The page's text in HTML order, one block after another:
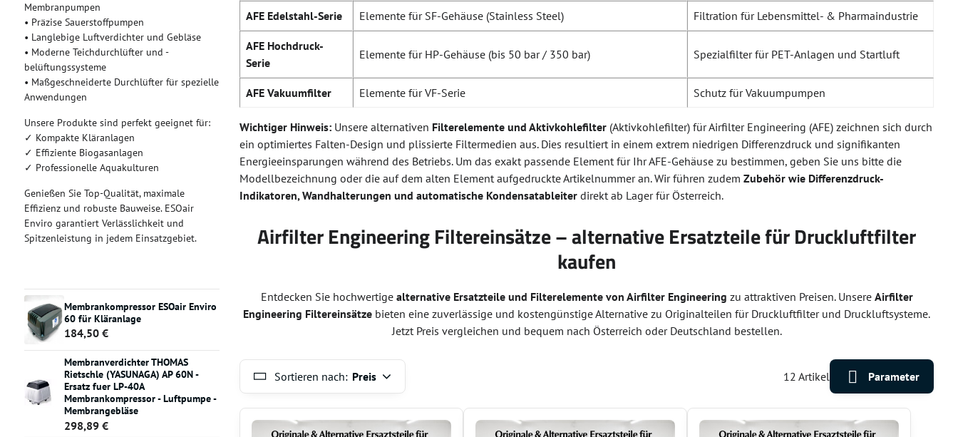
AFE Edelstahl-Serie Elemente für SF-Gehäuse (Stainless Steel) Filtration für Lebensmittel- & Pharmaindustrie
AFE Hochdruck-
Serie
Elemente für HP-Gehäuse (bis 50 bar / 350 bar) Spezialfilter für PET-Anlagen und Startluft
AFE Vakuumfilter Elemente für VF-Serie Schutz für Vakuumpumpen
Wichtiger Hinweis: Unsere alternativen Filterelemente und Aktivkohlefilter (Aktivkohlefilter) für Airfilter Engineering (AFE) zeichnen sich durch
ein optimiertes Falten-Design und plissierte Filtermedien aus. Dies resultiert in einem extrem niedrigen Differenzdruck und signifikanten
Energieeinsparungen während des Betriebs. Um das exakt passende Element für Ihr AFE-Gehäuse zu bestimmen, geben Sie uns bitte die
Modellbezeichnung oder die auf dem alten Element aufgedruckte Artikelnummer an. Wir führen zudemZubehör wie Differenzdruck-
Indikatoren, Wandhalterungen und automatische Kondensatableiter direkt ab Lager für Österreich.
Airfilter Engineering Filtereinsätze – alternative Ersatzteile für Druckluftfilter
kaufen
Entdecken Sie hochwertige alternative Ersatzteile und Filterelemente von Airfilter Engineering zu attraktiven Preisen. Unsere Airfilter
Engineering Filtereinsätze bieten eine zuverlässige und kostengünstige Alternative zu Originalteilen für Druckluftfilter und Druckluftsysteme.
Jetzt Preis vergleichen und bequem nach Österreich oder Deutschland bestellen.
Sortieren nach: Preis 12 Artikel Parameter
Membranpumpen
• Präzise Sauerstoffpumpen
• Langlebige Luftverdichter und Gebläse
• Moderne Teichdurchlüfter und -
belüftungssysteme
• Maßgeschneiderte Durchlüfter für spezielle
Anwendungen
Unsere Produkte sind perfekt geeignet für:
✓ Kompakte Kläranlagen
✓ Effiziente Biogasanlagen
✓ Professionelle Aquakulturen
Genießen Sie Top-Qualität, maximale
Effizienz und robuste Bauweise. ESOair
Enviro garantiert Verlässlichkeit und
Spitzenleistung in jedem Einsatzgebiet.
Membrankompressor ESOair Enviro
60 für Kläranlage
184,50 €
Membranverdichter THOMAS
Rietschle (YASUNAGA) AP 60N -
Ersatz fuer LP-40A
Membrankompressor - Luftpumpe -
Membrangebläse
298,89 €